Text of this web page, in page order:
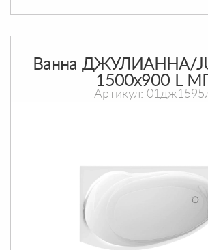
Ванна ДЖУЛИАННА/
1500х900 L МГ
Артикул: